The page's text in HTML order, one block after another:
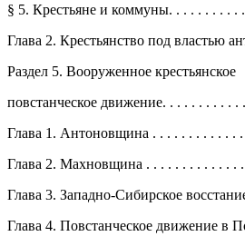
§ 5. Крестьяне и коммуны. . . . . . . . . .
Глава 2. Крестьянство под властью
Раздел 5. Вооруженное крестьянское
повстанческое движение. . . . . . . . . .
Глава 1. Антоновщина . . . . . . . . . . . .
Глава 2. Махновщина . . . . . . . . . . . . .
Глава 3. Западно-Сибирское
Глава 4. Повстанческое движение в